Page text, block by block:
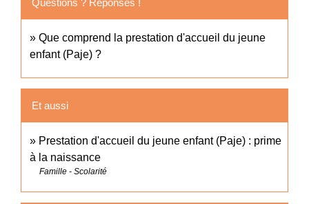
Que comprend la prestation d'accueil du jeune
enfant (Paje) ?
Et aussi
Prestation d'accueil du jeune enfant (Paje) : prime
à la naissance
Famille - Scolarité